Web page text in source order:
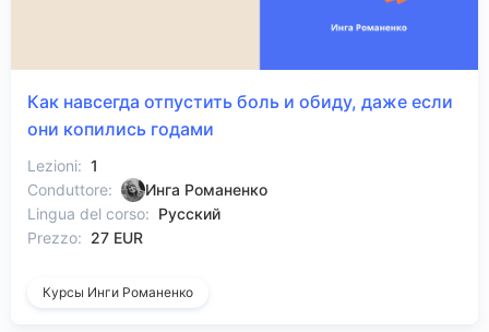
Как навсегда отпустить боль и обиду, даже если
они копились годами
Lezioni: 1
Conduttore:
Инга Романенко
Lingua del corso: Русский
Prezzo: 27 EUR
Курсы Инги Романенко